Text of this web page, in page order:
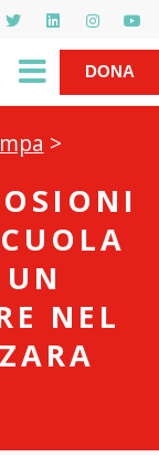
R1PUD1A
DONA
>
NEL